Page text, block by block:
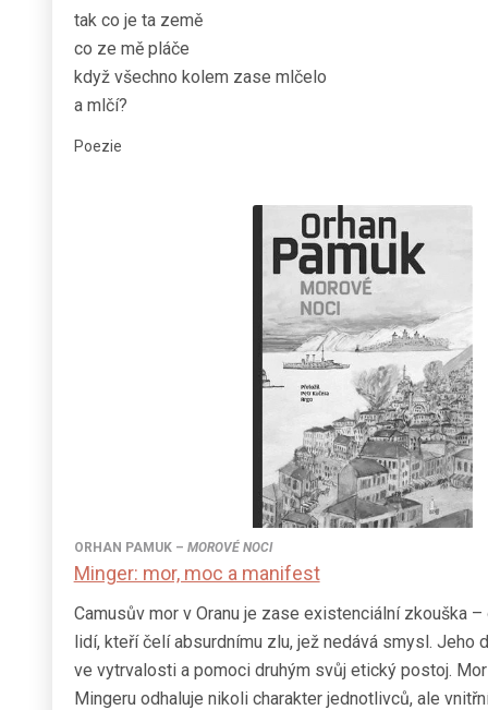
tak co je ta země
co ze mě pláče
když všechno kolem zase mlčelo
a mlčí?
Poezie
ORHAN PAMUK– MOROVÉ NOCI
Minger: mor, moc a manifest
Camusův mor v Oranu je zase existenciální zkouška –
lidí, kteří čelí absurdnímu zlu, jež nedává smysl. Jeho
ve vytrvalosti a pomoci druhým svůj etický postoj.
Mingeru odhaluje nikoli charakter jednotlivců, ale